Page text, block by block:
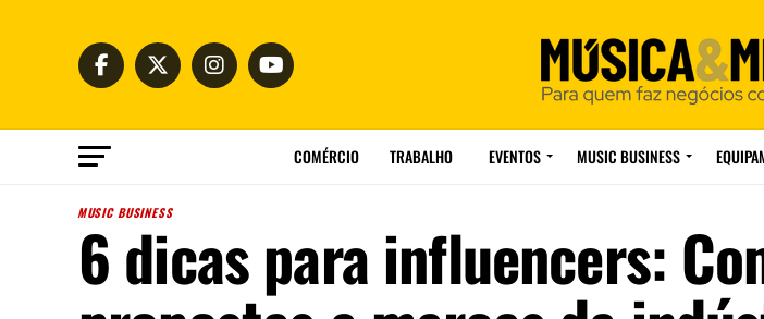
COMÉRCIO TRABALHO EVENTOS MUSIC BUSINESS
MUSIC BUSINESS
6 dicas para influencers: